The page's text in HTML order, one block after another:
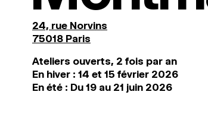
24, rue Norvins
75018 Paris
Ateliers ouverts, 2 fois par an
En hiver : 14 et 15 février 2026
En été : Du 19 au 21 juin 2026